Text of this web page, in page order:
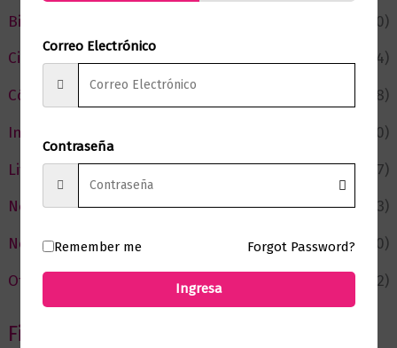
Bienestar
(230)
Ciencia y Conocimiento
(74)
Cómic y Fantasía
(88)
Infantil y Juvenil
(210)
Literatura
(367)
Negocios
(43)
Novedades
(110)
Ofertas
(12)
Filtrar por Autor
Correo Electrónico
Contraseña
Remember me Forgot Password?
Ingresa